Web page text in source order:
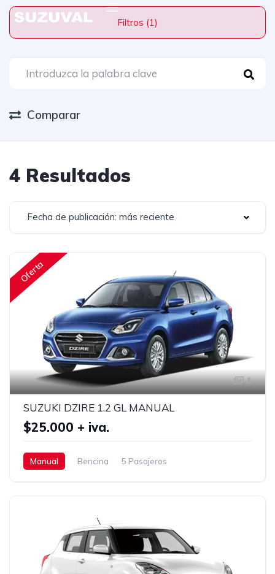
Filtros (1)
Comparar
4 Resultados
Fecha de publicación: más reciente
Oferta
1
SUZUKI DZIRE 1.2 GL MANUAL
$25.000 + iva.
Manual Bencina 5 Pasajeros